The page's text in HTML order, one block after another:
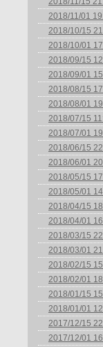
2018/11/01
2018/10/15
2018/10/01
2018/09/15
2018/09/01
2018/08/15
2018/08/01
2018/07/15
2018/07/01
2018/06/15
2018/06/01
2018/05/15
2018/05/01
2018/04/15
2018/04/01
2018/03/15
2018/03/01
2018/02/15
2018/02/01
2018/01/15
2018/01/01
2017/12/15
2017/12/01